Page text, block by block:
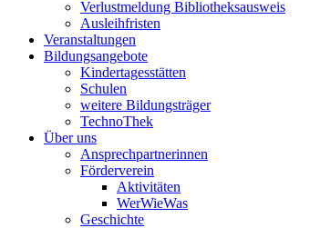
Verlustmeldung Bibliotheksausweis
Ausleihfristen
Veranstaltungen
Bildungsangebote
Kindertagesstätten
Schulen
weitere Bildungsträger
TechnoThek
Über uns
Ansprechpartnerinnen
Förderverein
Aktivitäten
WerWieWas
Geschichte